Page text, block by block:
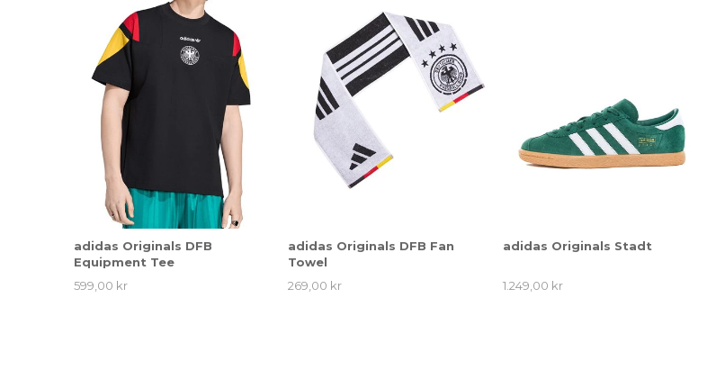
adidas Originals DFB
Equipment Tee
599,00 kr
adidas Originals DFB Fan
Towel
269,00 kr
adidas Originals Stadt
1.249,00 kr